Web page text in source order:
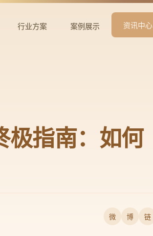
行业方案 案例展示 资讯中心
极指南：如何
微 博 链